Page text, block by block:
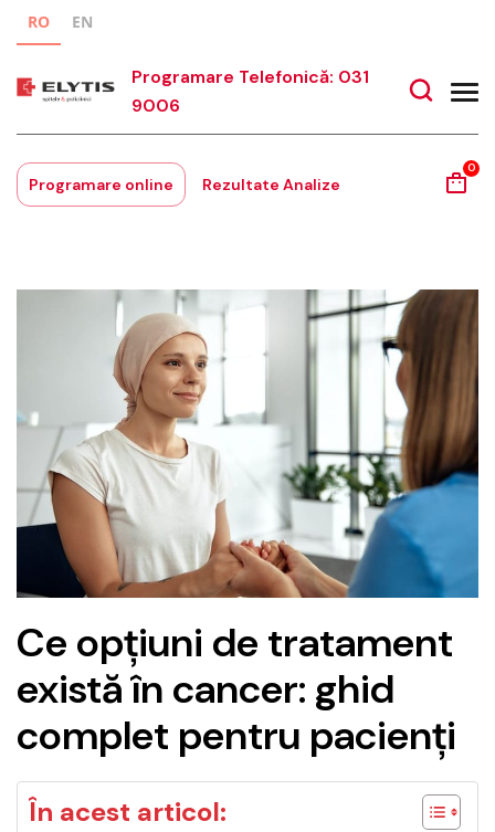
RO EN
Programare Telefonică: 031
9006
Programare online Rezultate Analize
0
Ce opțiuni de tratament
există în cancer: ghid
complet pentru pacienți
În acest articol: